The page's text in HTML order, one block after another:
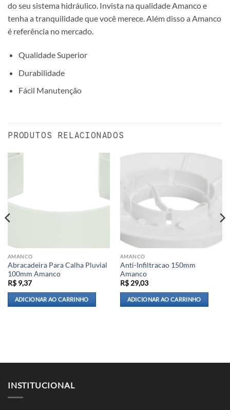
do seu sistema hidráulico. Invista na qualidade Amanco e
tenha a tranquilidade que você merece. Além disso a Amanco
é referência no mercado.
Qualidade Superior
Durabilidade
Fácil Manutenção
PRODUTOS RELACIONADOS
AMANCO
Abracadeira Para Calha Pluvial
100mm Amanco
R$9,37
ADICIONAR AO CARRINHO
AMANCO
Anti-Infiltracao 150mm
Amanco
R$29,03
ADICIONAR AO CARRINHO
INSTITUCIONAL